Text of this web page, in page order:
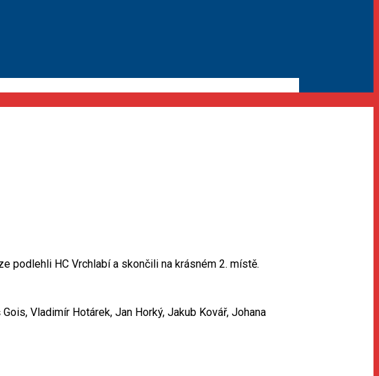
podlehli HC Vrchlabí a skončili na krásném 2. místě.
Vladimír Hotárek, Jan Horký, Jakub Kovář, Johana